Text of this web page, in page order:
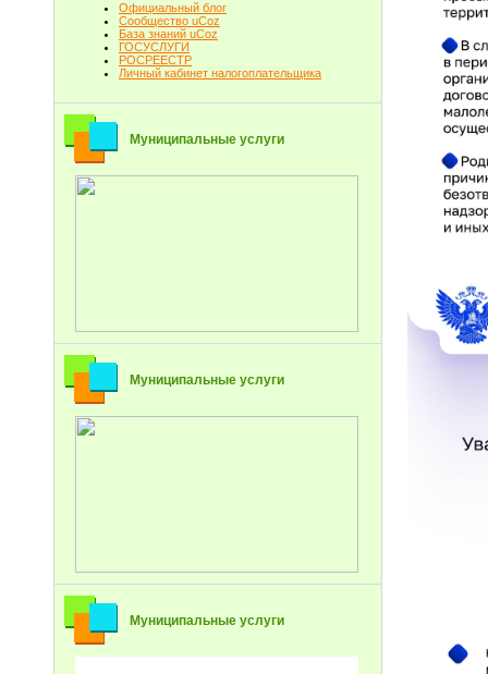
Официальный блог
Сообщество uCoz
База знаний uCoz
ГОСУСЛУГИ
РОСРЕЕСТР
Личный кабинет налогоплательщика
Муниципальные услуги
Муниципальные услуги
Муниципальные услуги